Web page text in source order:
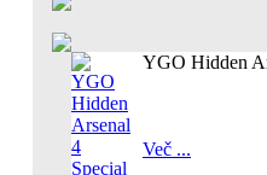
YGO Hidden
Več ...